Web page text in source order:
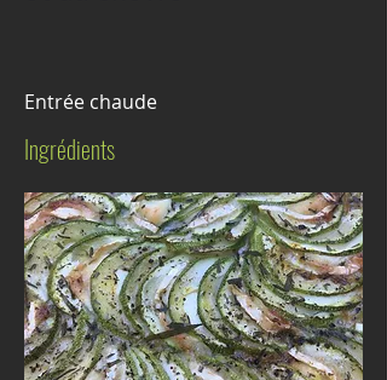
Entrée chaude
Ingrédients